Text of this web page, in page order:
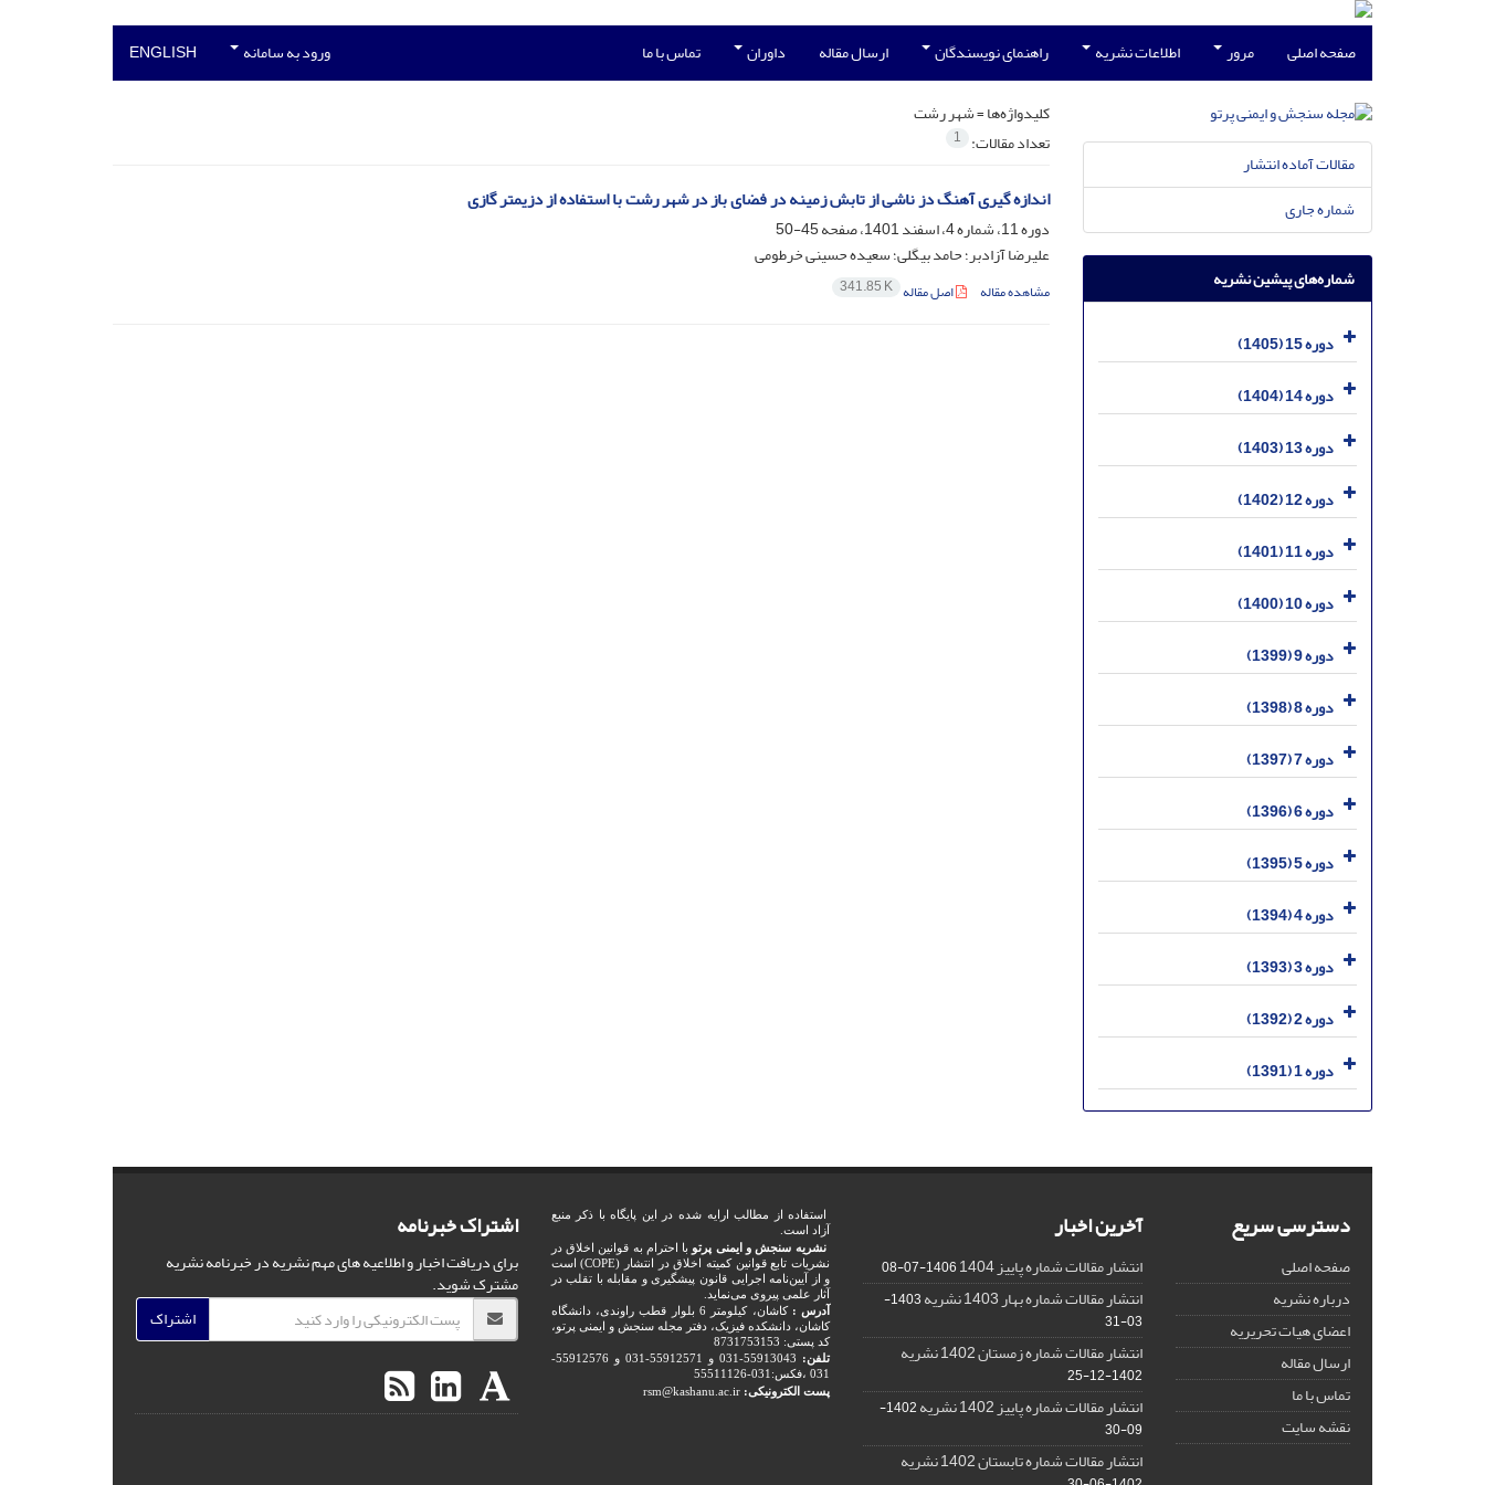
صفحه اصلی مرور اطلاعات نشریه راهنمای نویسندگان ارسال مقاله داوران تماس با ما ورود به سامانه ENGLISH
کلیدواژه‌ها =شهر رشت
تعداد مقالات: 1
اندازه گیری آهنگ دز ناشی از تابش زمینه در فضای باز در شهر رشت با استفاده از دزیمتر گازی
دوره 11، شماره 4، اسفند 1401، صفحه
45-50
علیرضا آزادبر؛ حامد بیگلی؛ سعیده حسینی خرطومی
مشاهده مقاله اصل مقاله 341.85 K
مقالات آماده انتشار
شماره جاری
شماره‌های پیشین نشریه
دوره 15 (1405)
دوره 14 (1404)
دوره 13 (1403)
دوره 12 (1402)
دوره 11 (1401)
دوره 10 (1400)
دوره 9 (1399)
دوره 8 (1398)
دوره 7 (1397)
دوره 6 (1396)
دوره 5 (1395)
دوره 4 (1394)
دوره 3 (1393)
دوره 2 (1392)
دوره 1 (1391)
دسترسی سریع
صفحه اصلی
درباره نشریه
اعضای هیات تحریریه
ارسال مقاله
تماس با ما
نقشه سایت
آخرین اخبار
انتشار مقالات شماره پاییز 1404 1406-07-08
انتشار مقالات شماره بهار 1403 نشریه
1403-
03-31
انتشار مقالات شماره زمستان 1402 نشریه
1402-12-25
انتشار مقالات شماره پاییز 1402 نشریه
1402-
09-30
انتشار مقالات شماره تابستان 1402 نشریه
استفاده از مطالب ارایه شده در این پایگاه با ذکر منبع
آزاد است.
نشریه سنجش و ایمنی پرتو با احترام به قوانین اخلاق در
نشریات تابع قوانین کمیته اخلاق در انتشار (COPE) است
و از آیین‌نامه اجرایی قانون پیشگیری و مقابله با تقلب در
آثار علمی پیروی می‌نماید.
آدرس :
کاشان، کیلومتر 6 بلوار قطب راوندی، دانشگاه
کاشان، دانشکده فیزیک، دفتر مجله سنجش و ایمنی پرتو،
کد پستی: 8731753153
تلفن:
55913043-031 و 55912571-031 و 55912576-
031 ،فکس:031-55511126
پست الکترونیکی: rsm@kashanu.ac.ir
اشتراک خبرنامه
برای دریافت اخبار و اطلاعیه های مهم نشریه در خبرنامه نشریه
مشترک شوید.
اشتراک